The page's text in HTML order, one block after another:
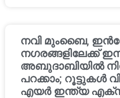
നവി മുംബൈ,
നഗരങ്ങളിലേക്ക്
അബുദാബിയിൽ
പറക്കാം; റൂട്ടുകൾ
എയർ ഇന്ത്യ